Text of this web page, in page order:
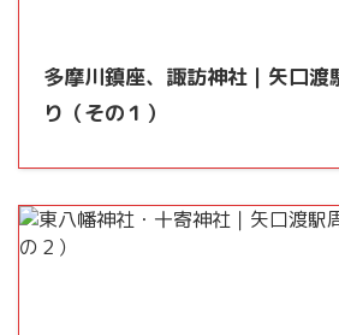
多摩川鎮座、諏訪神社｜矢口渡
り（その１）